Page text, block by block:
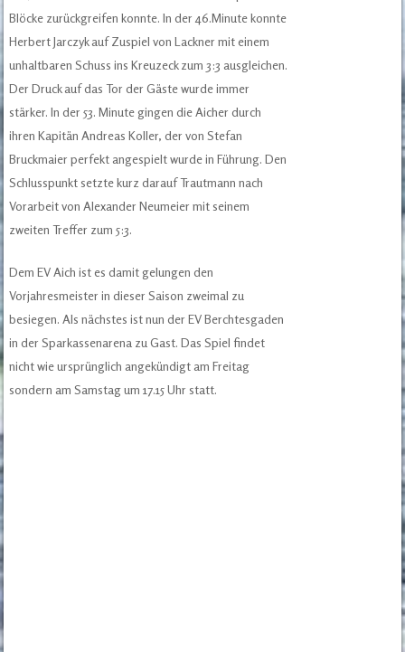
Blöcke zurückgreifen konnte. In der 46.Minute konnte
Herbert Jarczyk auf Zuspiel von Lackner mit einem
unhaltbaren Schuss ins Kreuzeck zum 3:3 ausgleichen.
Der Druck auf das Tor der Gäste wurde immer
stärker. In der 53. Minute gingen die Aicher durch
ihren Kapitän Andreas Koller, der von Stefan
Bruckmaier perfekt angespielt wurde in Führung. Den
Schlusspunkt setzte kurz darauf Trautmann nach
Vorarbeit von Alexander Neumeier mit seinem
zweiten Treffer zum 5:3.
Dem EV Aich ist es damit gelungen den
Vorjahresmeister in dieser Saison zweimal zu
besiegen. Als nächstes ist nun der EV Berchtesgaden
in der Sparkassenarena zu Gast. Das Spiel findet
nicht wie ursprünglich angekündigt am Freitag
sondern am Samstag um 17.15 Uhr statt.